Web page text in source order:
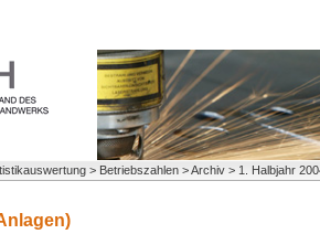
> Betriebszahlen > Archiv > 1. Halbjahr